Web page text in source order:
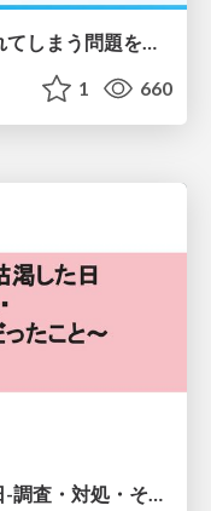
複数の Claude Code が"放置"されてしまう問題をCLI ダッシュボードを自作して解決した話
1 660